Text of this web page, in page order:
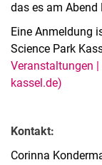
das es am Abend
Eine Anmeldung
Science Park
Veranstaltungen |
kassel.de)
Kontakt:
Corinna